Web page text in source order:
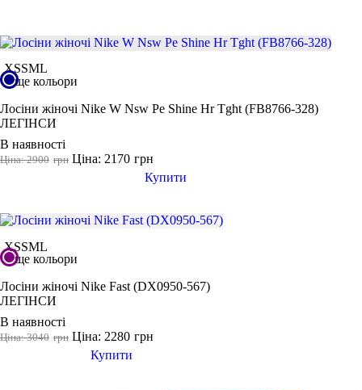
Колір
ФУТБОЛКИ КУРТКИ ТА СВЕТРИ ШТАНИ Взуття
АКСЕСУАРИ
XSSML
ще кольори
Лосіни жіночі Nike W Nsw Pe Shine Hr Tght (FB8766-328)
ЛЕГІНСИ
В наявності
грн
Ціна: 2900 грн
Ціна: 2170
Купити
XSSML
ще кольори
Лосіни жіночі Nike Fast (DX0950-567)
ЛЕГІНСИ
В наявності
грн
Ціна: 3040 грн
Ціна: 2280
Купити